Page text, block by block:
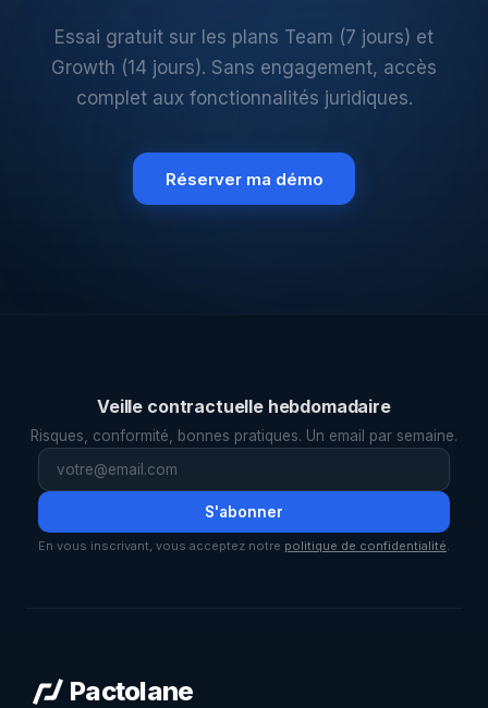
Essai gratuit sur les plans Team (7 jours) et
Growth (14 jours). Sans engagement, accès
complet aux fonctionnalités juridiques.
Réserver ma démo
Veille contractuelle hebdomadaire
Risques, conformité, bonnes pratiques. Un email par semaine.
S'abonner
En vous inscrivant, vous acceptez notre politique de confidentialité.
Pactolane